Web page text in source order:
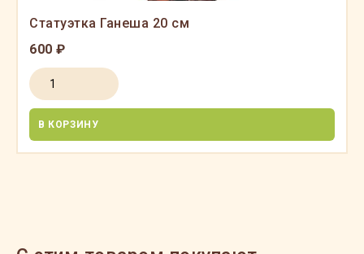
Статуэтка Ганеша 20 см
600 ₽
В КОРЗИНУ